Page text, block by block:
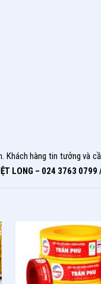
hàng tin tưởng và
LONG – 024 3763 0799